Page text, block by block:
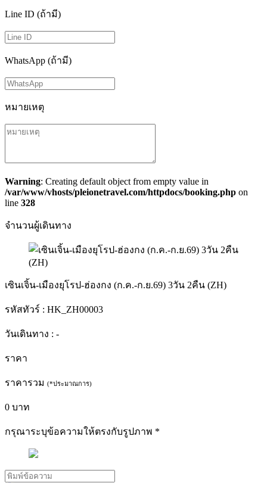
Line ID (ถ้ามี)
WhatsApp (ถ้ามี)
หมายเหตุ
Warning: Creating default object from empty value in
/var/www/vhosts/pleionetravel.com/httpdocs/booking.php on
line 328
จำนวนผู้เดินทาง
เซินเจิ้น-เมืองยุโรป-ฮ่องกง (ก.ค.-ก.ย.69) 3วัน 2คืน (ZH)
รหัสทัวร์ : HK_ZH00003
วันเดินทาง : -
ราคา
ราคารวม (*ประมาณการ)
0 บาท
กรุณาระบุข้อความให้ตรงกับรูปภาพ *